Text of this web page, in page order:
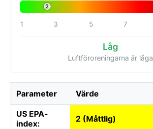
2
1 3 5 7
Låg
Luftföroreningarna är låga
Parameter Värde
US EPA-
index:
2 (Måttlig)